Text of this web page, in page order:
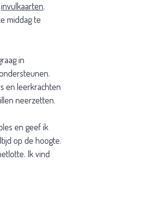
invulkaarten.
middag te
in
en leerkrachten
neerzetten.
en geef ik
op de hoogte.
Ik vind